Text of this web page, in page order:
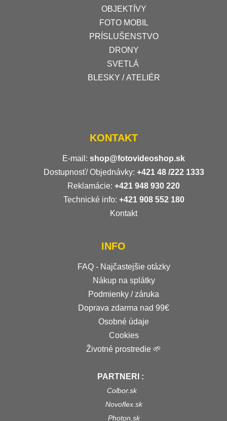
OBJEKTÍVY
FOTO MOBIL
PRÍSLUŠENSTVO
DRONY
SVETLÁ
BLESKY / ATELIÉR
KONTAKT
E-mail: shop@fotovideoshop.sk
Dostupnosť/ Objednávky: +421 48 /222 1333
Reklamácie: +421 948 930 220
Technické info: +421 908 552 180
Kontakt
INFO
FAQ - Najčastejšie otázky
Nákup na splátky
Podmienky / záruka
Doprava zdarma nad 99€
Osobné údaje
Cookies
Životné prostredie 🌱
PARTNERI :
Colbor.sk
Novoflex.sk
Photon.sk